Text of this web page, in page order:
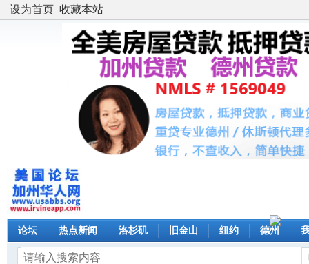
设为首页 收藏本站
论坛 热点新闻 洛杉矶 旧金山 纽约 德州